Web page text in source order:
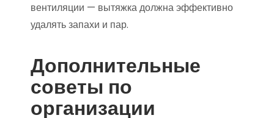
вентиляции — вытяжка должна эффективно
удалять запахи и пар.
Дополнительные
советы по
организации